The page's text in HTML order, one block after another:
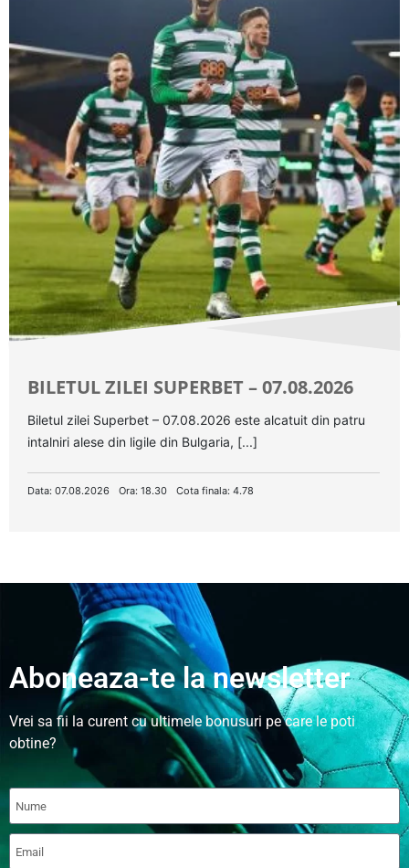
BILETUL ZILEI SUPERBET – 07.08.2026
Biletul zilei Superbet – 07.08.2026 este alcatuit din patru
intalniri alese din ligile din Bulgaria, [...]
Data: 07.08.2026 Ora: 18.30 Cota finala: 4.78
Aboneaza-te la newsletter
Vrei sa fii la curent cu ultimele bonusuri pe care le poti
obtine?